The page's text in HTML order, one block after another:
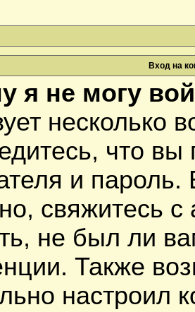
Вход на
я не могу
несколько
что
и
свяжитесь
не был ли
Также
настроил